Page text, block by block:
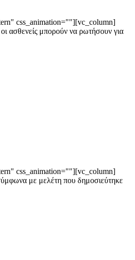
css_animation=""][vc_column]
ασθενείς μπορούν να ρωτήσουν για
css_animation=""][vc_column]
με μελέτη που δημοσιεύτηκε